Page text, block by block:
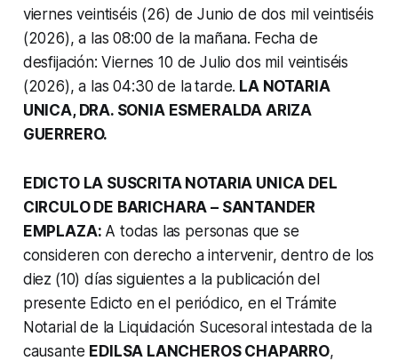
viernes veintiséis (26) de Junio de dos mil veintiséis
(2026), a las 08:00 de la mañana. Fecha de
desfijación: Viernes 10 de Julio dos mil veintiséis
(2026), a las 04:30 de latarde. LA NOTARIA
UNICA, DRA. SONIA ESMERALDA ARIZA
GUERRERO.
EDICTO LA SUSCRITA NOTARIA UNICA DEL
CIRCULO DE BARICHARA – SANTANDER
EMPLAZA: A todas las personas que se
consideren con derecho a intervenir, dentro de los
diez (10) días siguientes a la publicación del
presente Edicto en el periódico, en el Trámite
Notarial de la Liquidación Sucesoral intestada de la
causante EDILSA LANCHEROS CHAPARRO,